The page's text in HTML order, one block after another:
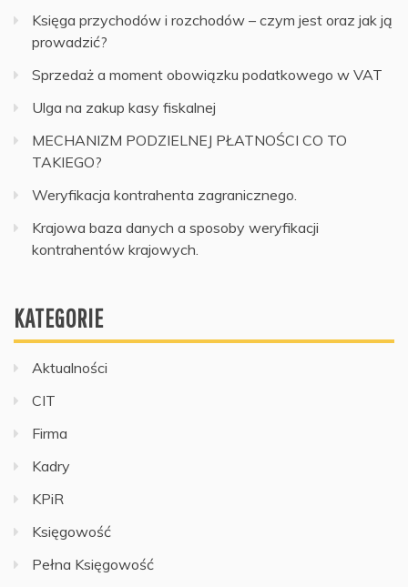
Księga przychodów i rozchodów – czym jest oraz jak ją
prowadzić?
Sprzedaż a moment obowiązku podatkowego w VAT
Ulga na zakup kasy fiskalnej
MECHANIZM PODZIELNEJ PŁATNOŚCI CO TO
TAKIEGO?
Weryfikacja kontrahenta zagranicznego.
Krajowa baza danych a sposoby weryfikacji
kontrahentów krajowych.
KATEGORIE
Aktualności
CIT
Firma
Kadry
KPiR
Księgowość
Pełna Księgowość